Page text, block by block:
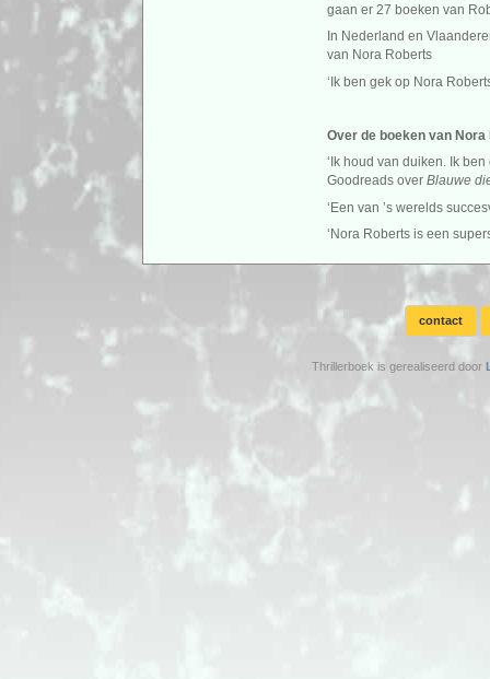
gaan er 27 boeken van
In Nederland en
van Nora Roberts
‘Ik ben gek op Nora
Over de boeken van Nora
‘Ik houd van duiken. Ik
Goodreads over Blauwe
‘Een van ’s werelds
‘Nora Roberts is een
contact
Thrillerboek is gerealiseerd door